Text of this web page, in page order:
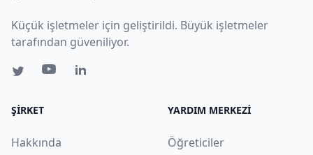
Küçük işletmeler için geliştirildi. Büyük işletmeler
tarafından güveniliyor.
ŞIRKET
Hakkında
YARDIM MERKEZI
Öğreticiler